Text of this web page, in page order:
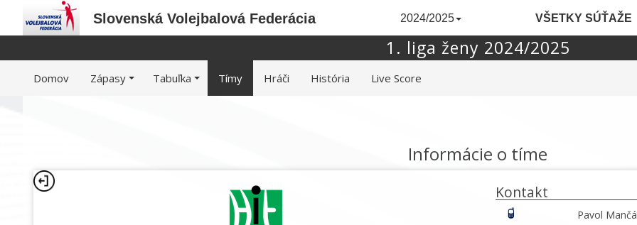
Slovenská Volejbalová Federácia 2024/2025 VŠETKY SÚŤAŽE
1. liga ženy 2024/2025
Domov Zápasy Tabuľka Tímy Hráči História Live Score
Informácie o tíme
Kontakt
Pavol